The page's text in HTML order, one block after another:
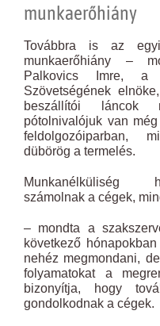
munkaerőhiány
Továbbra is az
munkaerőhiány –
Palkovics Imre, a
Szövetségének
beszállítói láncok
pótolnivalójuk van
feldolgozóiparban,
dübörög a termelés.
Munkanélküliség
számolnak a cégek,
– mondta a
következő
nehéz megmondani,
folyamatokat a
bizonyítja, hogy
gondolkodnak a cégek.